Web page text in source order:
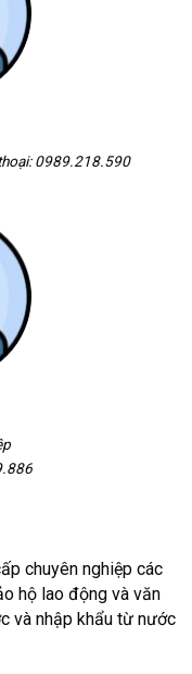
0989.218.590
chuyên nghiệp các
hộ lao động và văn
và nhập khẩu từ nước